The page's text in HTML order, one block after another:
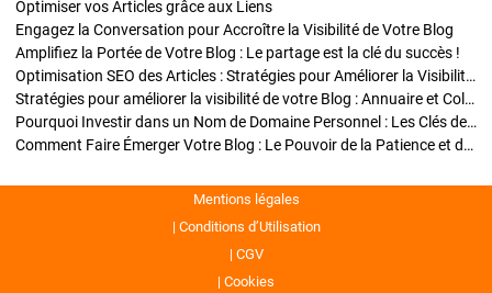
Optimiser vos Articles grâce aux Liens
Engagez la Conversation pour Accroître la Visibilité de Votre Blog
Amplifiez la Portée de Votre Blog : Le partage est la clé du succès !
Optimisation SEO des Articles : Stratégies pour Améliorer la Visibilité de Votre Blog
Stratégies pour améliorer la visibilité de votre Blog : Annuaire et Collaborations
Pourquoi Investir dans un Nom de Domaine Personnel : Les Clés de la Réussite de Votre Blog
Comment Faire Émerger Votre Blog : Le Pouvoir de la Patience et de la Persévérance
Mentions légales
Conditions d’Utilisation
CGV
Cookies